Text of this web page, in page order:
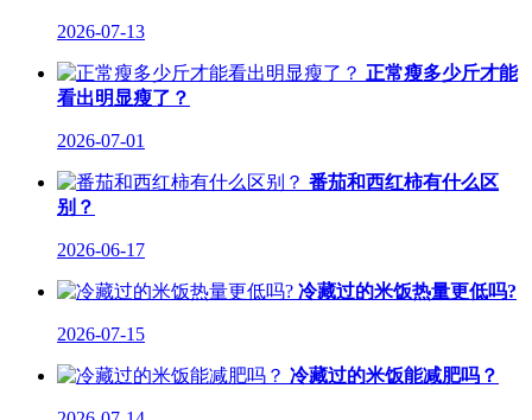
2026-07-13
正常瘦多少斤才能
看出明显瘦了？
2026-07-01
番茄和西红柿有什么区
别？
2026-06-17
冷藏过的米饭热量更低吗?
2026-07-15
冷藏过的米饭能减肥吗？